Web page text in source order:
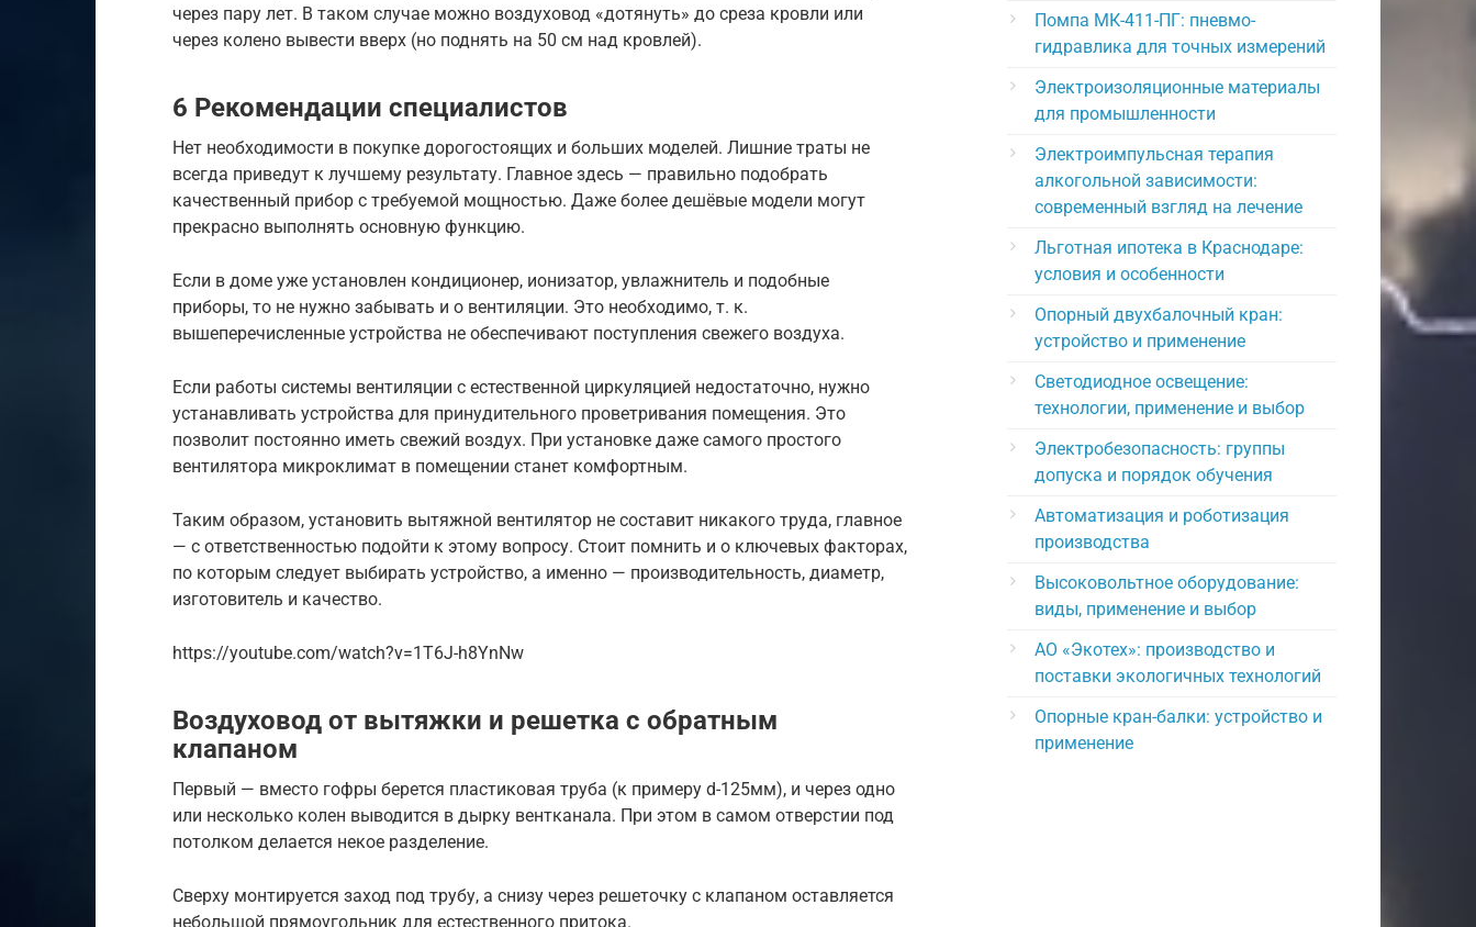
через пару лет. В таком случае можно воздуховод «дотянуть» до среза кровли или
через колено вывести вверх (но поднять на 50 см над кровлей).
6 Рекомендации специалистов
Нет необходимости в покупке дорогостоящих и больших моделей. Лишние траты не
всегда приведут к лучшему результату. Главное здесь — правильно подобрать
качественный прибор с требуемой мощностью. Даже более дешёвые модели могут
прекрасно выполнять основную функцию.
Если в доме уже установлен кондиционер, ионизатор, увлажнитель и подобные
приборы, то не нужно забывать и о вентиляции. Это необходимо, т. к.
вышеперечисленные устройства не обеспечивают поступления свежего воздуха.
Если работы системы вентиляции с естественной циркуляцией недостаточно, нужно
устанавливать устройства для принудительного проветривания помещения. Это
позволит постоянно иметь свежий воздух. При установке даже самого простого
вентилятора микроклимат в помещении станет комфортным.
Таким образом, установить вытяжной вентилятор не составит никакого труда, главное
— с ответственностью подойти к этому вопросу. Стоит помнить и о ключевых факторах,
по которым следует выбирать устройство, а именно — производительность, диаметр,
изготовитель и качество.
https://youtube.com/watch?v=1T6J-h8YnNw
Воздуховод от вытяжки и решетка с обратным
клапаном
Первый — вместо гофры берется пластиковая труба (к примеру d-125мм), и через одно
или несколько колен выводится в дырку вентканала. При этом в самом отверстии под
потолком делается некое разделение.
Сверху монтируется заход под трубу, а снизу через решеточку с клапаном оставляется
небольшой прямоугольник для естественного притока.
Помпа МК-411-ПГ: пневмо-
гидравлика для точных измерений
Электроизоляционные материалы
для промышленности
Электроимпульсная терапия
алкогольной зависимости:
современный взгляд на лечение
Льготная ипотека в Краснодаре:
условия и особенности
Опорный двухбалочный кран:
устройство и применение
Светодиодное освещение:
технологии, применение и выбор
Электробезопасность: группы
допуска и порядок обучения
Автоматизация и роботизация
производства
Высоковольтное оборудование:
виды, применение и выбор
АО «Экотех»: производство и
поставки экологичных технологий
Опорные кран-балки: устройство и
применение